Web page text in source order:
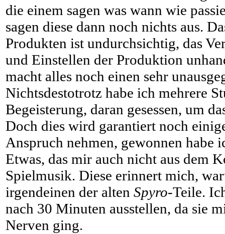
die einem sagen was wann wie
sagen diese dann noch nichts aus.
Produkten ist undurchsichtig, das
und Einstellen der Produktion
macht alles noch einen sehr
Nichtsdestotrotz habe ich mehrere
Begeisterung, daran gesessen, um
Doch dies wird garantiert noch
Anspruch nehmen, gewonnen habe
Etwas, das mir auch nicht aus dem
Spielmusik. Diese erinnert mich,
irgendeinen der alten Spyro-Teile.
nach 30 Minuten ausstellen, da sie
Nerven ging.